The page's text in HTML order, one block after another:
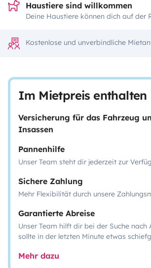
Haustiere sind willkommen
Deine Haustiere können dich auf der
Kostenlose und unverbindliche
Im Mietpreis enthalten
Versicherung für das Fahrzeug
Insassen
Pannenhilfe
Unser Team steht dir jederzeit zur
Sichere Zahlung
Mehr Flexibilität durch unsere
Garantierte Abreise
Unser Team hilft dir bei der Suche nach
sollte in der letzten Minute etwas
Mehr dazu